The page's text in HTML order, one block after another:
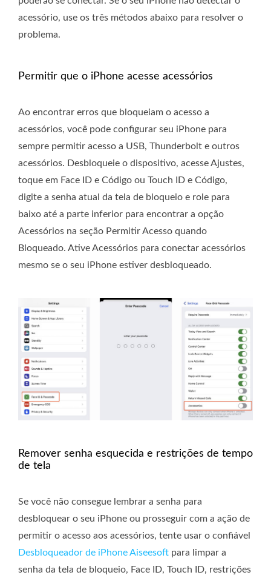
acessório, use os três métodos abaixo para resolver o
problema.
Permitir que o iPhone acesse acessórios
Ao encontrar erros que bloqueiam o acesso a
acessórios, você pode configurar seu iPhone para
sempre permitir acesso a USB, Thunderbolt e outros
acessórios. Desbloqueie o dispositivo, acesse Ajustes,
toque em Face ID e Código ou Touch ID e Código,
digite a senha atual da tela de bloqueio e role para
baixo até a parte inferior para encontrar a opção
Acessórios na seção Permitir Acesso quando
Bloqueado. Ative Acessórios para conectar acessórios
mesmo se o seu iPhone estiver desbloqueado.
Remover senha esquecida e restrições de tempo
de tela
Se você não consegue lembrar a senha para
desbloquear o seu iPhone ou prosseguir com a ação de
permitir o acesso aos acessórios, tente usar o confiável
Desbloqueador de iPhone Aiseesoft para limpar a
senha da tela de bloqueio, Face ID, Touch ID, restrições